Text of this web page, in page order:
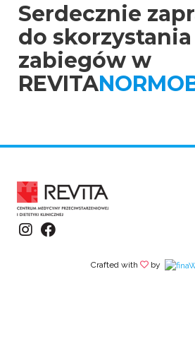
Serdecznie
do skorzystania
zabiegów w
REVITA
Crafted with by